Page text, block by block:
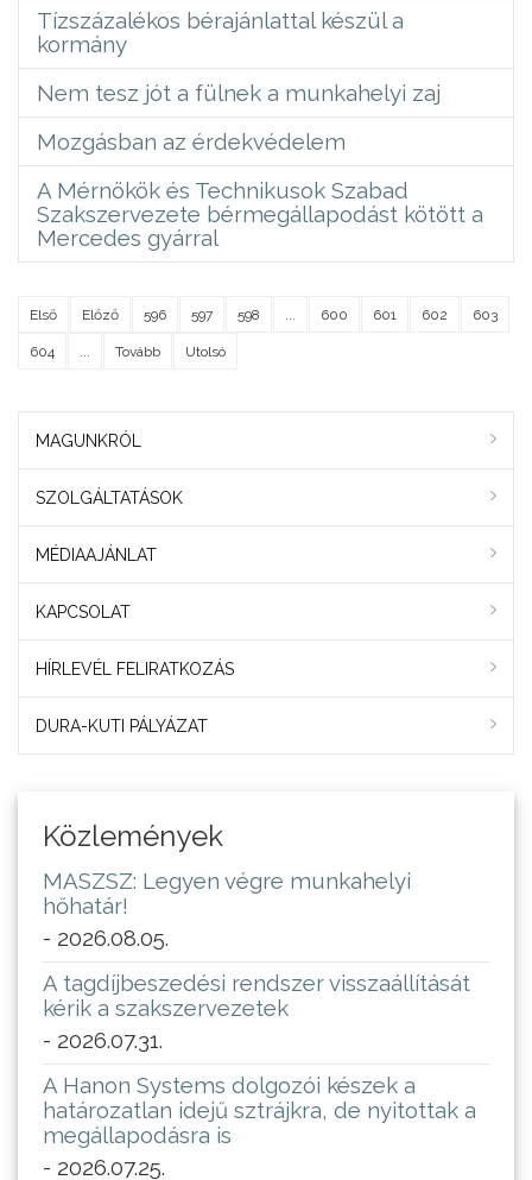
Tízszázalékos bérajánlattal készül a
kormány
Nem tesz jót a fülnek a munkahelyi zaj
Mozgásban az érdekvédelem
A Mérnökök és Technikusok Szabad
Szakszervezete bérmegállapodást kötött a
Mercedes gyárral
Első Előző 596 597 598 600 601 602 603
604 Tovább Utolsó
MAGUNKRÓL
SZOLGÁLTATÁSOK
MÉDIAAJÁNLAT
KAPCSOLAT
HÍRLEVÉL FELIRATKOZÁS
DURA-KUTI PÁLYÁZAT
Közlemények
MASZSZ: Legyen végre munkahelyi
hőhatár!
- 2026.08.05.
A tagdíjbeszedési rendszer visszaállítását
kérik a szakszervezetek
- 2026.07.31.
A Hanon Systems dolgozói készek a
határozatlan idejű sztrájkra, de nyitottak a
megállapodásra is
- 2026.07.25.